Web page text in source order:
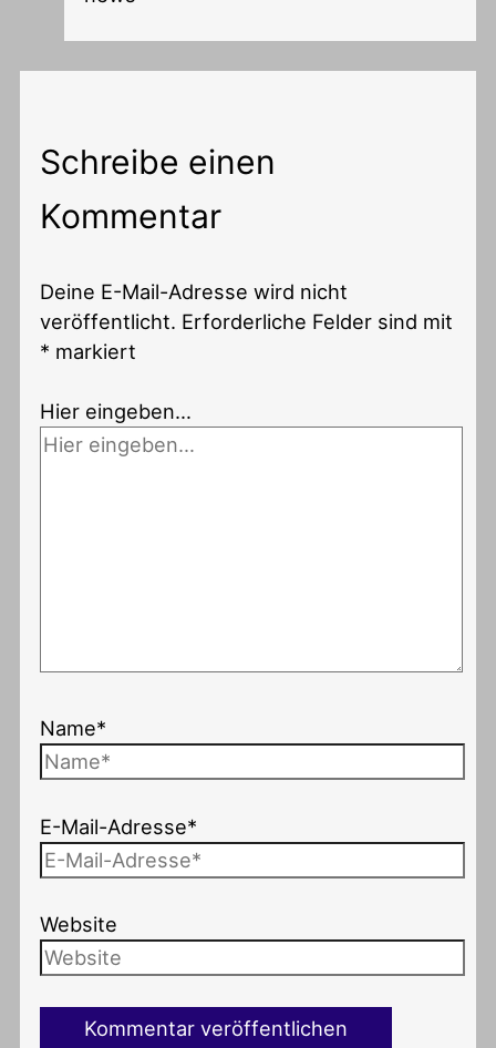
Schreibe einen
Kommentar
Deine E-Mail-Adresse wird nicht
veröffentlicht. Erforderliche Felder sind mit
* markiert
Hier eingeben…
Name*
E-Mail-Adresse*
Website